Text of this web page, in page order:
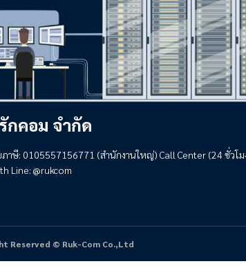
กคอม จำกัด
ษี: 0105557156771 (สำนักงานใหญ่) Call Center (24 ชั่วโ
Line: @rukcom
Reserved © Ruk-Com Co.,Ltd